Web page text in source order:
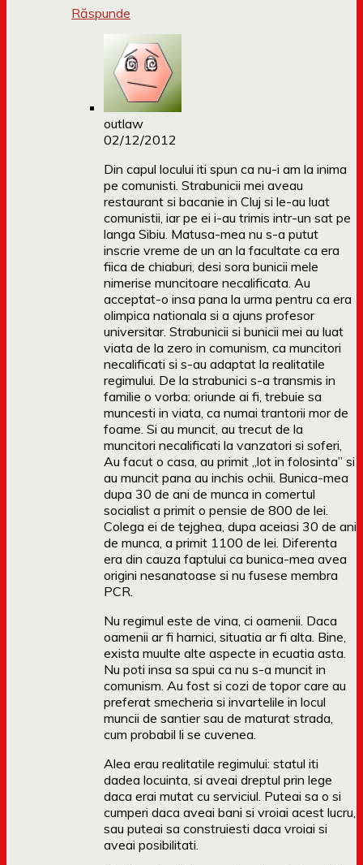
Răspunde
outlaw
02/12/2012
Din capul locului iti spun ca nu-i am la inima
pe comunisti. Strabunicii mei aveau
restaurant si bacanie in Cluj si le-au luat
comunistii, iar pe ei i-au trimis intr-un sat pe
langa Sibiu. Matusa-mea nu s-a putut
inscrie vreme de un an la facultate ca era
fiica de chiaburi, desi sora bunicii mele
nimerise muncitoare necalificata. Au
acceptat-o insa pana la urma pentru ca era
olimpica nationala si a ajuns profesor
universitar. Strabunicii si bunicii mei au luat
viata de la zero in comunism, ca muncitori
necalificati si s-au adaptat la realitatile
regimului. De la strabunici s-a transmis in
familie o vorba: oriunde ai fi, trebuie sa
muncesti in viata, ca numai trantorii mor de
foame. Si au muncit, au trecut de la
muncitori necalificati la vanzatori si soferi,
Au facut o casa, au primit „lot in folosinta” si
au muncit pana au inchis ochii. Bunica-mea
dupa 30 de ani de munca in comertul
socialist a primit o pensie de 800 de lei.
Colega ei de tejghea, dupa aceiasi 30 de ani
de munca, a primit 1100 de lei. Diferenta
era din cauza faptului ca bunica-mea avea
origini nesanatoase si nu fusese membra
PCR.
Nu regimul este de vina, ci oamenii. Daca
oamenii ar fi harnici, situatia ar fi alta. Bine,
exista muulte alte aspecte in ecuatia asta.
Nu poti insa sa spui ca nu s-a muncit in
comunism. Au fost si cozi de topor care au
preferat smecheria si invartelile in locul
muncii de santier sau de maturat strada,
cum probabil li se cuvenea.
Alea erau realitatile regimului: statul iti
dadea locuinta, si aveai dreptul prin lege
daca erai mutat cu serviciul. Puteai sa o si
cumperi daca aveai bani si vroiai acest lucru,
sau puteai sa construiesti daca vroiai si
aveai posibilitati.